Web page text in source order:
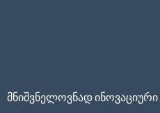
მნიშვნელოვნად ინოვაციური